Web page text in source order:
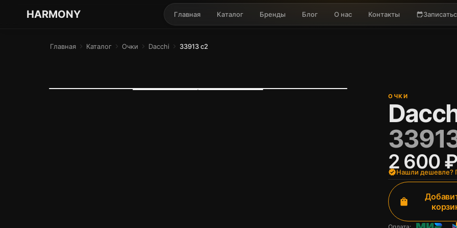
ГАРМОНИЯ ГЛАЗ
HARMONY Главная Каталог Бренды Блог О нас Контакты edit_calendar
Главная chevron_right Каталог chevron_right Очки chevron_right Dacchi chevron_right 33913 c2
ОЧКИ
2 600 ₽
verifiedНашли дешевле?
shopping_bag
Оплата: